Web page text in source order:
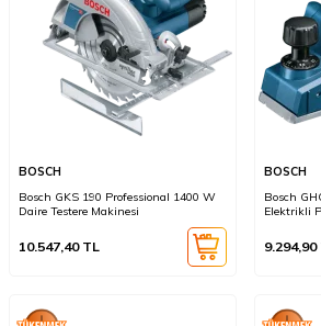
BOSCH
Bosch GKS 190 Professional 1400 W
Daire Testere Makinesi
10.547,40TL
BOSCH
Bosch
Elektrikli
9.294,90